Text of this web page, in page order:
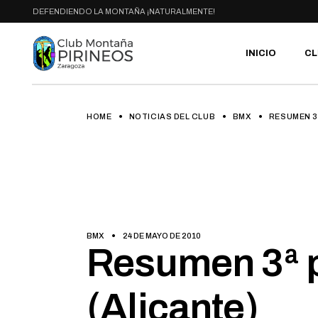
content
DEFENDIENDO LA MONTAÑA ¡NATURALMENTE!
INICIO
HOME NOTICIAS DEL CLUB BMX RESUMEN
BMX 24 DE MAYO DE 2010
Resumen 3ª
(Alicante)